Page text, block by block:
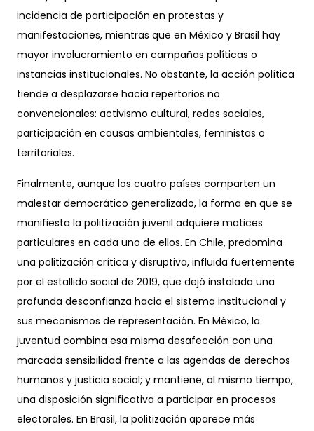
incidencia de participación en protestas y
manifestaciones, mientras que en México y Brasil hay
mayor involucramiento en campañas políticas o
instancias institucionales. No obstante, la acción política
tiende a desplazarse hacia repertorios no
convencionales: activismo cultural, redes sociales,
participación en causas ambientales, feministas o
territoriales.
Finalmente, aunque los cuatro países comparten un
malestar democrático generalizado, la forma en que se
manifiesta la politización juvenil adquiere matices
particulares en cada uno de ellos. En Chile, predomina
una politización crítica y disruptiva, influida fuertemente
por el estallido social de 2019, que dejó instalada una
profunda desconfianza hacia el sistema institucional y
sus mecanismos de representación. En México, la
juventud combina esa misma desafección con una
marcada sensibilidad frente a las agendas de derechos
humanos y justicia social; y mantiene, al mismo tiempo,
una disposición significativa a participar en procesos
electorales. En Brasil, la politización aparece más